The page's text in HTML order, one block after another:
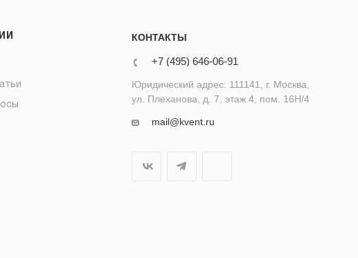
КОНТАКТЫ
+7 (495) 646-06-91
Юридический адрес: 111141, г. Москва,
ул. Плеханова, д. 7, этаж 4, пом. 16Н/4
mail@kvent.ru